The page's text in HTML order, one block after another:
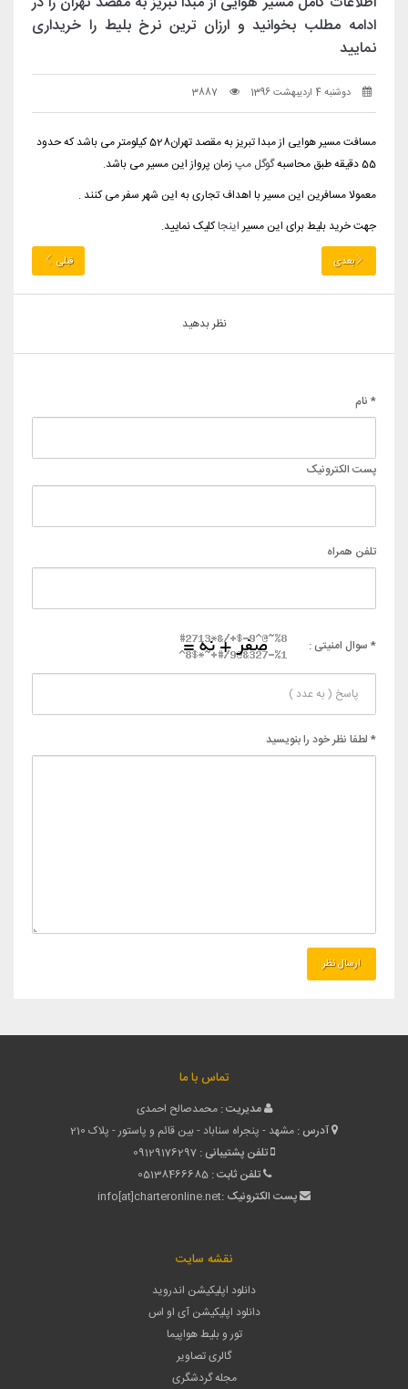
ادامه مطلب بخوانید و ارزان ترین نرخ بلیط را خریداری
نمایید
دوشنبه 4 اردیبهشت 1396 3887
مسافت مسیر هوایی از مبدا تبریز به مقصد تهران528 کیلومتر می باشد که حدود
55 دقیقه طبق محاسبه
گوگل مپ زمان پرواز این مسیر می باشد.
معمولا مسافرین این مسیر با اهداف تجاری به این شهر سفر می کنند .
جهت خرید بلیط برای این مسیر اینجاکلیک نمایید.
بعدی قبلی
نظر بدهید
* نام
پست الکترونیک
تلفن همراه
* سوال امنیتی :
* لطفا نظر خود را بنویسید
تماس با ما
مدیریت : محمدصالح احمدی
آدرس : مشهد - پنجراه سناباد - بین قائم و پاستور - پلاک 210
تلفن پشتیبانی : 09129176297
تلفن ثابت : 05138466685
پست الکترونیک :info[at]charteronline.net
نقشه سایت
دانلود اپلیکیشن اندروید
دانلود اپلیکیشن آی او اس
تور و بلیط هواپیما
گالری تصاویر
مجله گردشگری